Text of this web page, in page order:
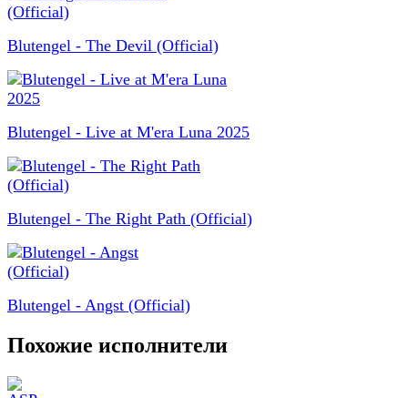
Blutengel - The Devil (Official)
Blutengel - Live at M'era Luna 2025
Blutengel - The Right Path (Official)
Blutengel - Angst (Official)
Похожие исполнители